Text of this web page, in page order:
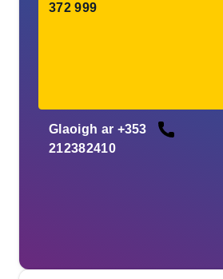
372 999
Glaoigh ar +353
212382410